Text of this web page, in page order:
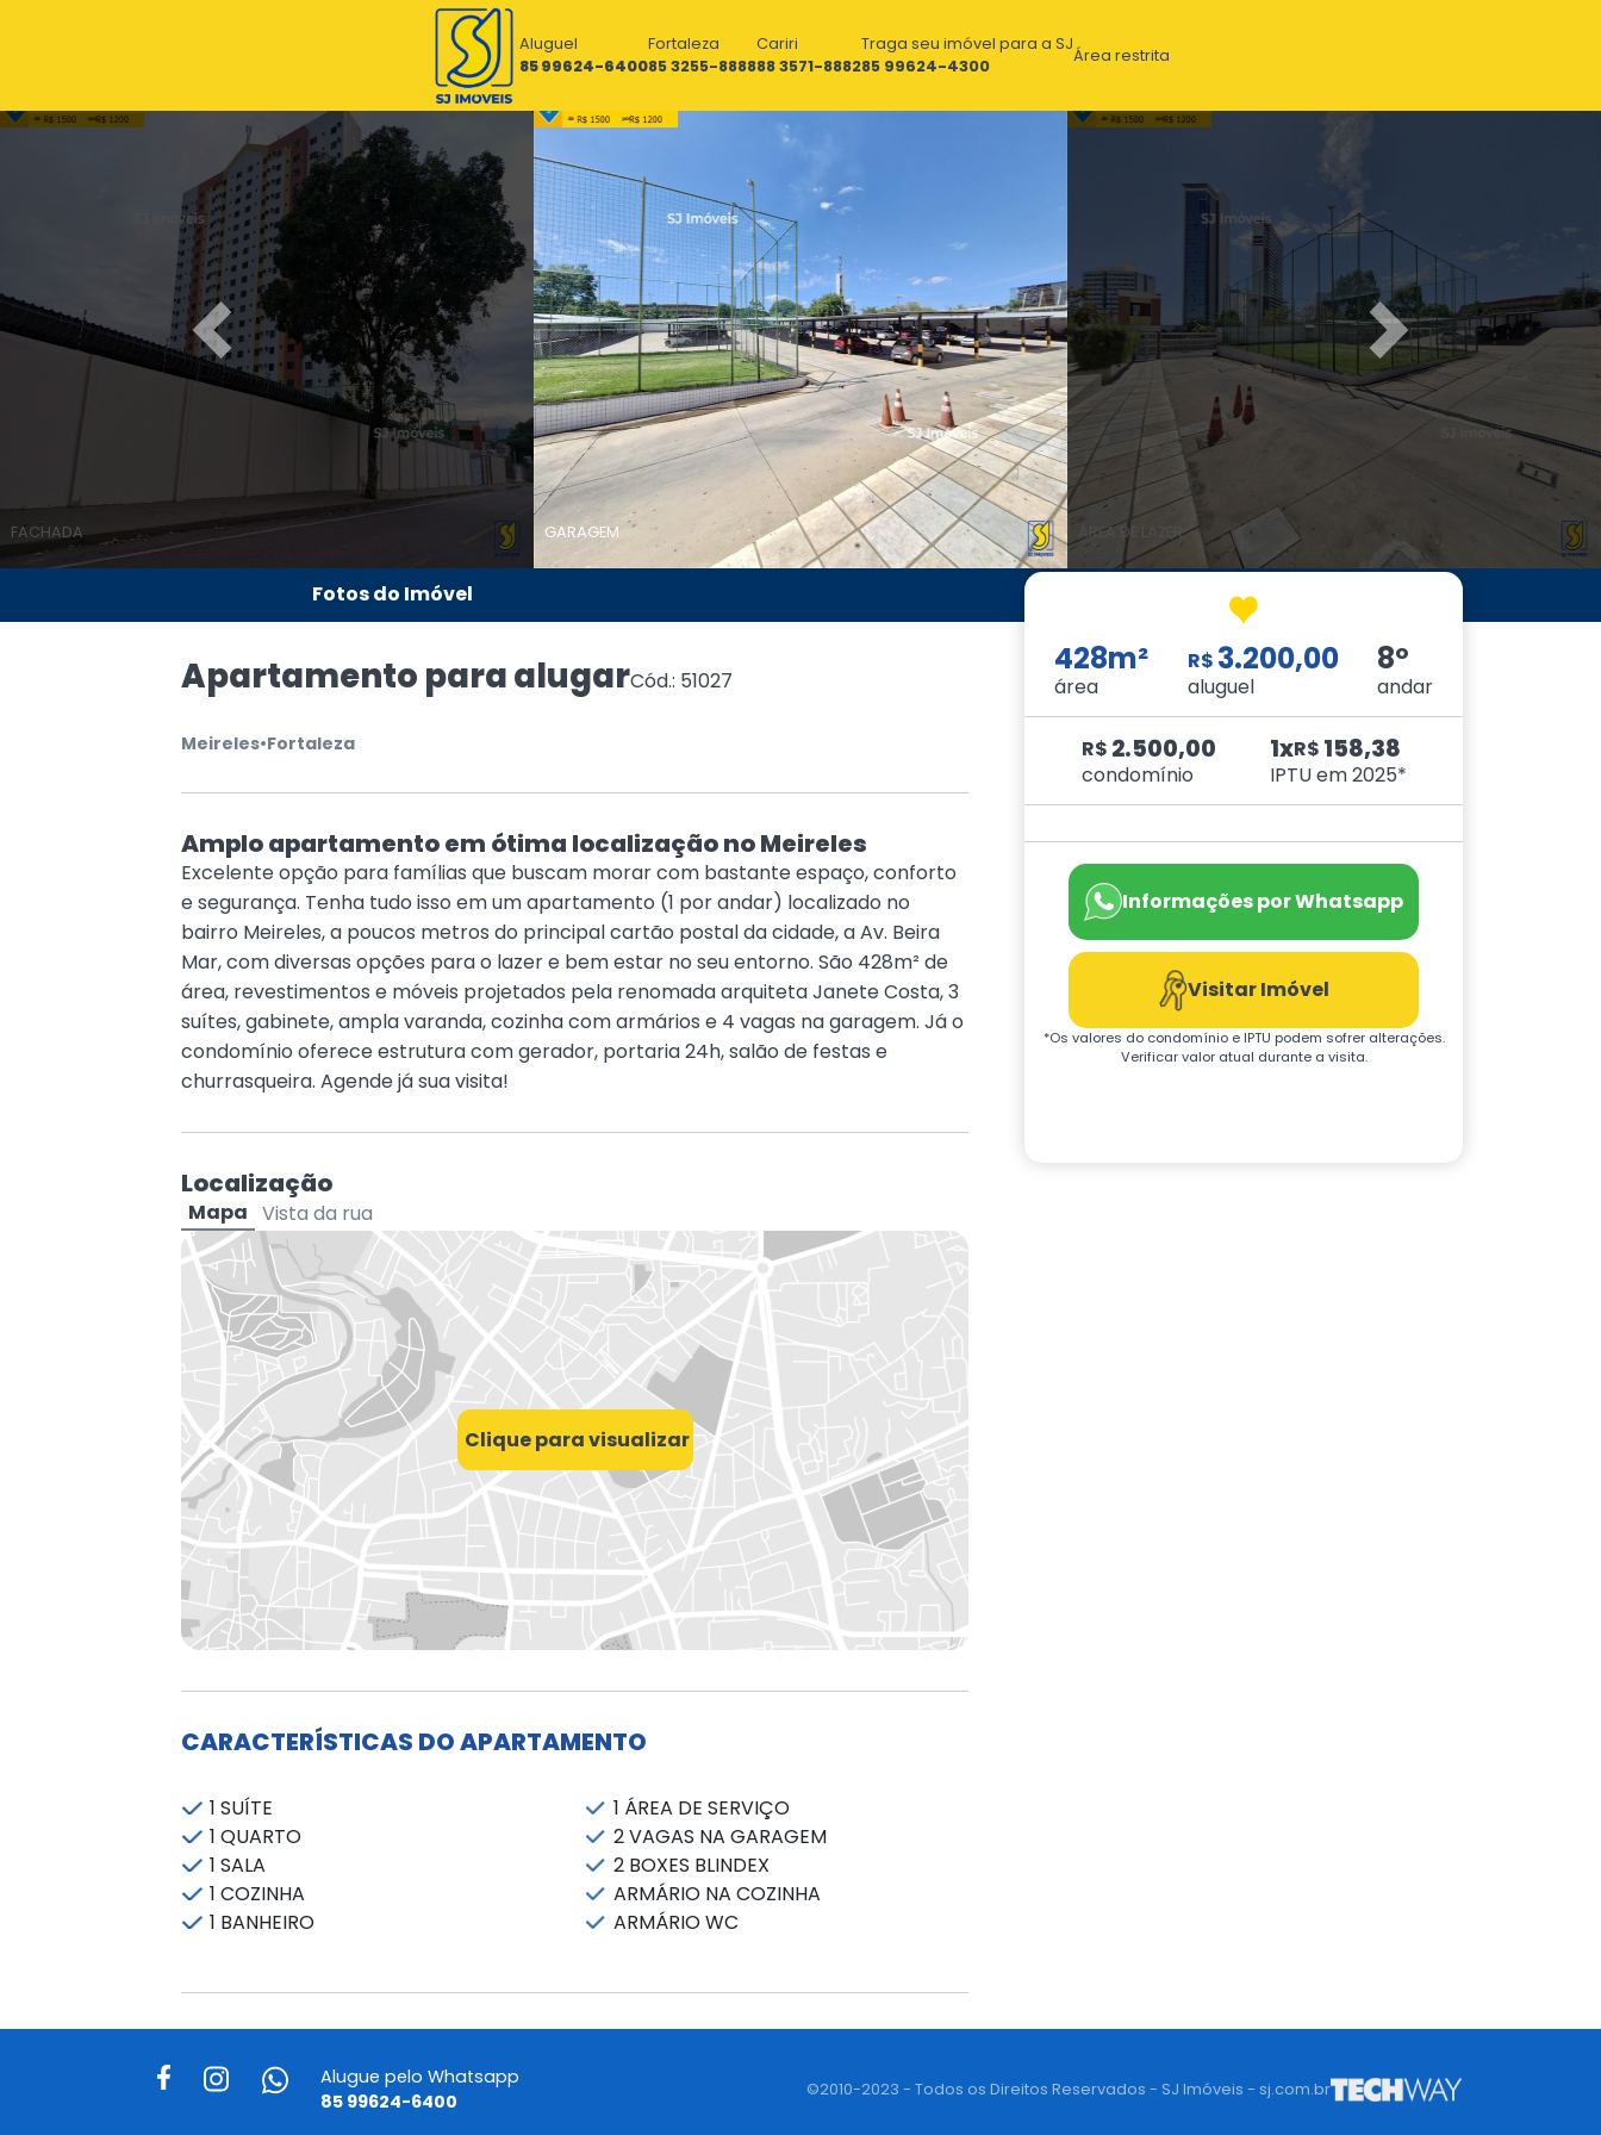
Aluguel
85 99624-6400
Fortaleza
85 3255-8888
Cariri
88 3571-8882
Traga seu imóvel para a SJ
85 99624-4300
Área restrita
FACHADA GARAGEM ÁREA DE LAZER
Previous Next
Fotos do Imóvel
428m²
área
R$ 3.200,00
aluguel
8º
andar
R$ 2.500,00
condomínio
1xR$ 158,38
IPTU em 2025*
Informações por Whatsapp
Visitar Imóvel
*Os valores do condomínio e IPTU podem sofrer alterações.
Verificar valor atual durante a visita.
Apartamento para alugarCód.: 51027
Meireles•Fortaleza
Amplo apartamento em ótima localização no Meireles
Excelente opção para famílias que buscam morar com bastante espaço, conforto
e segurança. Tenha tudo isso em um apartamento (1 por andar) localizado no
bairro Meireles, a poucos metros do principal cartão postal da cidade, a Av. Beira
Mar, com diversas opções para o lazer e bem estar no seu entorno. São 428m² de
área, revestimentos e móveis projetados pela renomada arquiteta Janete Costa, 3
suítes, gabinete, ampla varanda, cozinha com armários e 4 vagas na garagem. Já o
condomínio oferece estrutura com gerador, portaria 24h, salão de festas e
churrasqueira. Agende já sua visita!
Localização
CARACTERÍSTICAS DO APARTAMENTO
1 SUÍTE
1 QUARTO
1 SALA
1 COZINHA
1 BANHEIRO
1 ÁREA DE SERVIÇO
2 VAGAS NA GARAGEM
2 BOXES BLINDEX
ARMÁRIO NA COZINHA
ARMÁRIO WC
Alugue pelo Whatsapp
85 99624-6400
©2010-2023 - Todos os Direitos Reservados - SJ Imóveis - sj.com.br